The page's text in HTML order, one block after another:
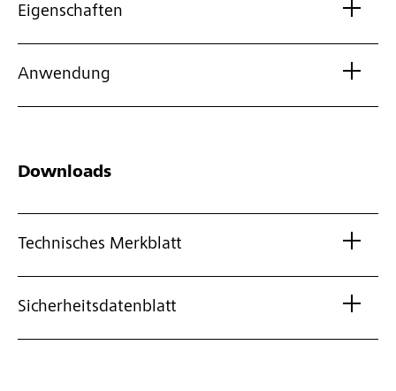
Eigenschaften
Anwendung
Downloads
Technisches Merkblatt
Sicherheitsdatenblatt